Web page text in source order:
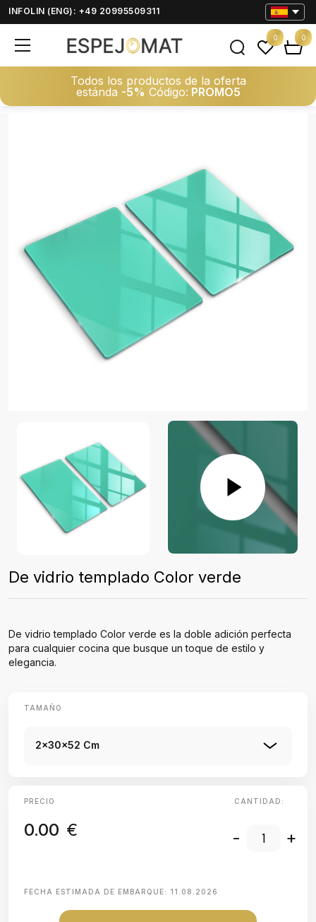
INFOLIN (ENG): +49 20995509311
Todos los productos de la oferta
estánda -5% Código: PROMO5
0 0
De vidrio templado Color verde
De vidrio templado Color verde es la doble adición perfecta
para cualquier cocina que busque un toque de estilo y
elegancia.
TAMAÑO
2x30x52 Cm
PRECIO
0.00 €
CANTIDAD:
- +
FECHA ESTIMADA DE EMBARQUE: 11.08.2026